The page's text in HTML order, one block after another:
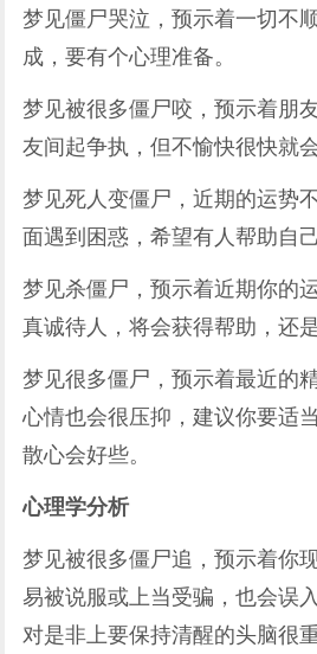
梦见僵尸哭泣，预示着一切不
成，要有个心理准备。
梦见被很多僵尸咬，预示着朋
友间起争执，但不愉快很快就会
梦见死人变僵尸，近期的运势
面遇到困惑，希望有人帮助自己
梦见杀僵尸，预示着近期你的
真诚待人，将会获得帮助，还
梦见很多僵尸，预示着最近的
心情也会很压抑，建议你要适
散心会好些。
心理学分析
梦见被很多僵尸追，预示着你
易被说服或上当受骗，也会误
对是非上要保持清醒的头脑很重